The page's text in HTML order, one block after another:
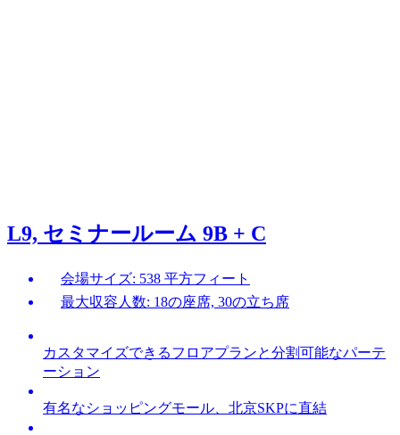
L9, セミナールーム 9B + C
会場サイズ: 538 平方フィート
最大収容人数: 18の座席, 30の立ち席
カスタマイズできるフロアプランと分割可能なパーテ
ーション
有名なショッピングモール、北京SKPに直結